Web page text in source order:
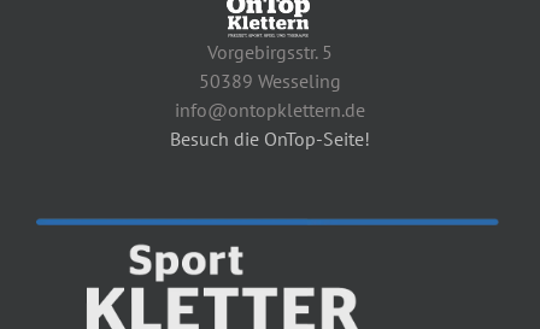
Vorgebirgsstr. 5
50389 Wesseling
info@ontopklettern.de
Besuch die OnTop-Seite!